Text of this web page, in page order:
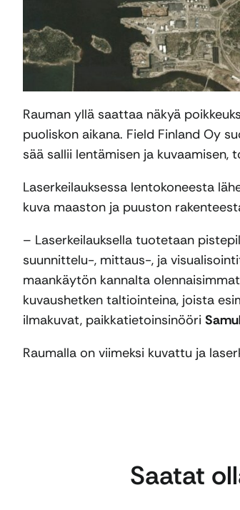
Rauman yllä saattaa näkyä
puoliskon aikana. Field Finland Oy
sää sallii lentämisen ja
Laserkeilauksessa lentokoneesta
kuva maaston ja puuston
– Laserkeilauksella tuotetaan
suunnittelu-, mittaus-, ja
maankäytön kannalta
kuvaushetken taltiointeina, joista
ilmakuvat, paikkatietoinsinööri
Raumalla on viimeksi kuvattu ja
Saatat